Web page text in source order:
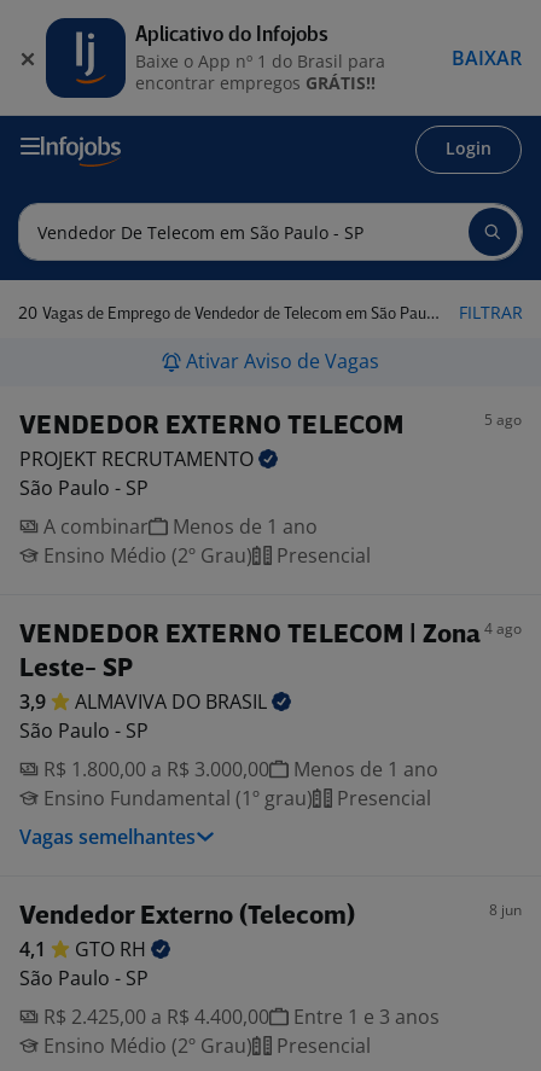
Login
20 Vagas de Emprego de Vendedor de Telecom em São Paulo - SP FILTRAR
Ativar Aviso de Vagas
VENDEDOR EXTERNO TELECOM 5 ago
PROJEKT RECRUTAMENTO
São Paulo - SP
A combinar
Menos de 1 ano
Ensino Médio (2º Grau)
Presencial
VENDEDOR EXTERNO TELECOM | Zona
Leste- SP
4 ago
3,9 ALMAVIVA DO BRASIL
São Paulo - SP
R$ 1.800,00 a R$ 3.000,00
Menos de 1 ano
Ensino Fundamental (1º grau)
Presencial
Vagas semelhantes
Vendedor Externo (Telecom) 8 jun
4,1 GTO RH
São Paulo - SP
R$ 2.425,00 a R$ 4.400,00
Entre 1 e 3 anos
Ensino Médio (2º Grau)
Presencial
Aplicativo do Infojobs
Baixe o App nº 1 do Brasil para
encontrar empregos GRÁTIS!!
BAIXAR